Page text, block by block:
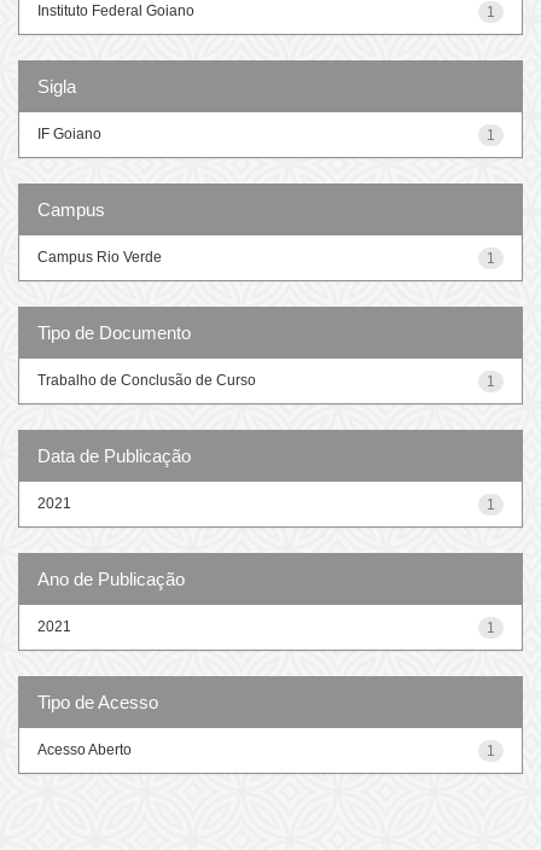
1
Instituto Federal Goiano
Sigla
1
IF Goiano
Campus
1
Campus Rio Verde
Tipo de Documento
1
Trabalho de Conclusão de Curso
Data de Publicação
1
2021
Ano de Publicação
1
2021
Tipo de Acesso
1
Acesso Aberto